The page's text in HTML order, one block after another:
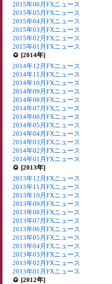
2015年06月FXニュース
2015年05月FXニュース
2015年04月FXニュース
2015年03月FXニュース
2015年02月FXニュース
2015年01月FXニュース
[2014年]
2014年12月FXニュース
2014年11月FXニュース
2014年10月FXニュース
2014年09月FXニュース
2014年08月FXニュース
2014年07月FXニュース
2014年06月FXニュース
2014年05月FXニュース
2014年04月FXニュース
2014年03月FXニュース
2014年02月FXニュース
2014年01月FXニュース
[2013年]
2013年12月FXニュース
2013年11月FXニュース
2013年10月FXニュース
2013年09月FXニュース
2013年08月FXニュース
2013年07月FXニュース
2013年06月FXニュース
2013年05月FXニュース
2013年04月FXニュース
2013年03月FXニュース
2013年02月FXニュース
2013年01月FXニュース
[2012年]